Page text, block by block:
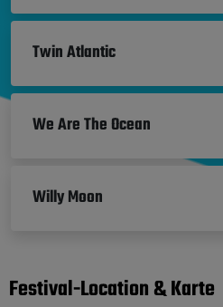
Twin Atlantic
We Are The Ocean
Willy Moon
Festival-Location & Karte